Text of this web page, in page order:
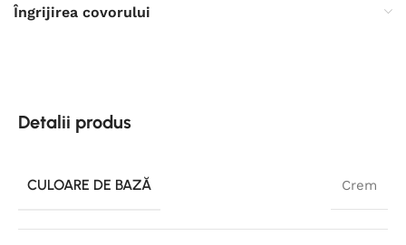
Îngrijirea covorului
Detalii produs
CULOARE DE BAZĂ Crem